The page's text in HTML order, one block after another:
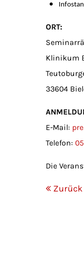
ORT:
Klinikum
33604
E-Mail:
Telefon:
Die
Zurück